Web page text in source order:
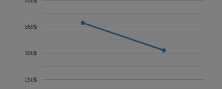
250$
300$
350$